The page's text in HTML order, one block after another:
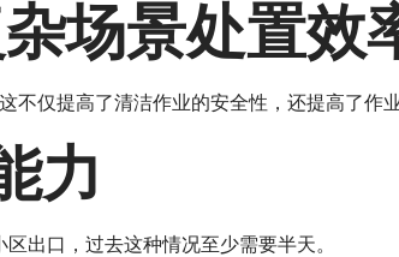
场景处置效
仅提高了清洁作业的安全性，还提高了作业
力
出口，过去这种情况至少需要半天。